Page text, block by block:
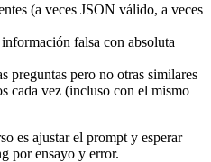
(a veces JSON válido, a veces
falsa con absoluta
preguntas pero no otras similares
cada vez (incluso con el mismo
es ajustar el prompt y esperar
por ensayo y error.